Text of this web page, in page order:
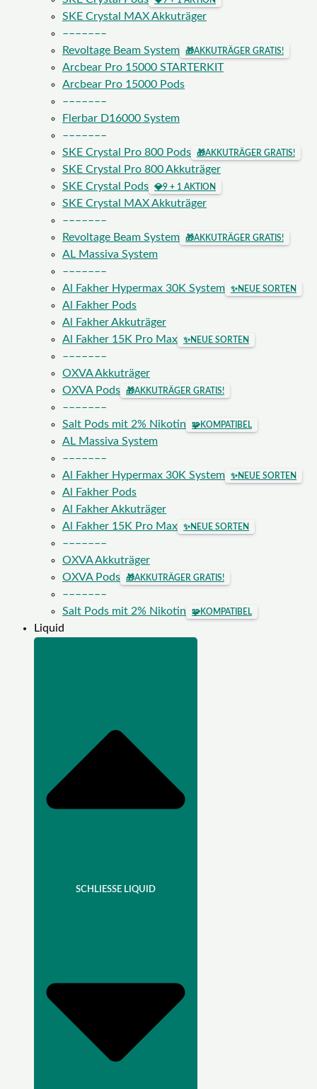
SKE Crystal MAX Akkuträger
–––––––
Revoltage Beam System
🎁AKKUTRÄGER GRATIS!
Arcbear Pro 15000 STARTERKIT
Arcbear Pro 15000 Pods
–––––––
Flerbar D16000 System
–––––––
SKE Crystal Pro 800 Pods
🎁AKKUTRÄGER GRATIS!
SKE Crystal Pro 800 Akkuträger
SKE Crystal Pods
💎9 + 1 AKTION
SKE Crystal MAX Akkuträger
–––––––
Revoltage Beam System
🎁AKKUTRÄGER GRATIS!
AL Massiva System
–––––––
Al Fakher Hypermax 30K System
✨NEUE SORTEN
Al Fakher Pods
Al Fakher Akkuträger
Al Fakher 15K Pro Max
✨NEUE SORTEN
–––––––
OXVA Akkuträger
OXVA Pods
🎁AKKUTRÄGER GRATIS!
–––––––
Salt Pods mit 2% Nikotin
🧩KOMPATIBEL
AL Massiva System
–––––––
Al Fakher Hypermax 30K System
✨NEUE SORTEN
Al Fakher Pods
Al Fakher Akkuträger
Al Fakher 15K Pro Max
✨NEUE SORTEN
–––––––
OXVA Akkuträger
OXVA Pods
🎁AKKUTRÄGER GRATIS!
–––––––
Salt Pods mit 2% Nikotin
🧩KOMPATIBEL
Liquid
SCHLIESSE LIQUID